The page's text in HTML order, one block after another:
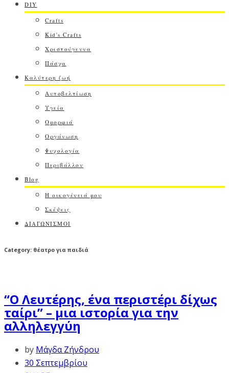
DIY
Crafts
Kid's Crafts
Χριστούγεννα
Πάσχα
Καλύτερη ζωή
Αυτοβελτίωση
Υγεία
Ομορφιά
Οργάνωση
Ψυχολογία
Περιβάλλον
Blog
Η οικογένειά μου
Σκέψεις
ΔΙΑΓΩΝΙΣΜΟΙ
Category: θέατρο για παιδιά
“Ο Λευτέρης, ένα περιστέρι δίχως
ταίρι” – μια ιστορία για την
αλληλεγγύη
by Μάγδα Ζήνδρου
30 Σεπτεμβρίου